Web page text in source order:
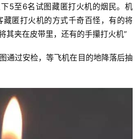
5至6名试图藏匿打火机的烟民。机
藏匿打火机的方式千奇百怪，有的将
其夹在皮带里，还有的手攥打火机”
通过安检，等飞机在目的地降落后抽